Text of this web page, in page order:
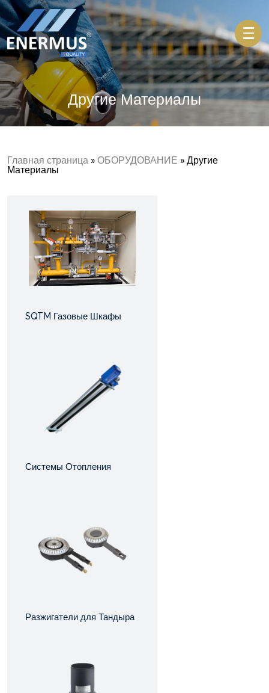
Другие Материалы
Главная страница » ОБОРУДОВАНИЕ » Другие
Материалы
SQTM Газовые Шкафы
Системы Отопления
Разжигатели для Тандыра